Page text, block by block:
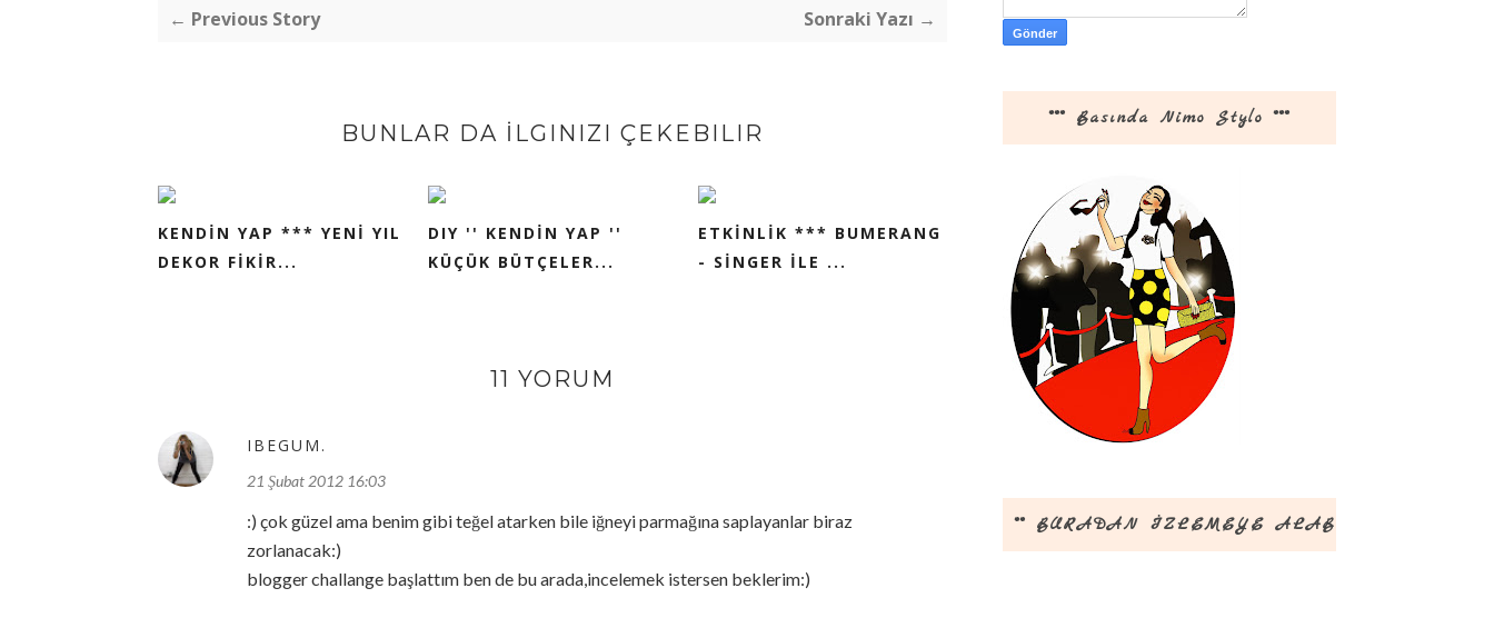
← Previous Story Sonraki Yazı →
BUNLAR DA İLGINIZI ÇEKEBILIR
KENDİN YAP *** YENİ YIL
DEKOR FİKİR...
DIY '' KENDİN YAP ''
KÜÇÜK BÜTÇELER...
ETKİNLİK *** BUMERANG
- SİNGER İLE ...
11 YORUM
IBEGUM.
21 Şubat 2012 16:03
:) çok güzel ama benim gibi teğel atarken bile iğneyi parmağına saplayanlar biraz
zorlanacak:)
blogger challange başlattım ben de bu arada,incelemek istersen beklerim:)
*** Basında Nimo Stylo ***
** BURADAN İZLEMEYE ALABİLİRSİNİZ **